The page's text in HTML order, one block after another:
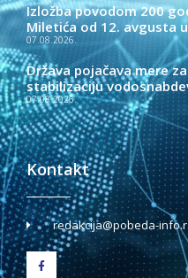
Izložba povodom 200
Miletića od 12. avgusta
07.08.2026.
Država pojačava mere
stabilizaciju
07.08.2026.
Kontakt
redakcija@pobeda-